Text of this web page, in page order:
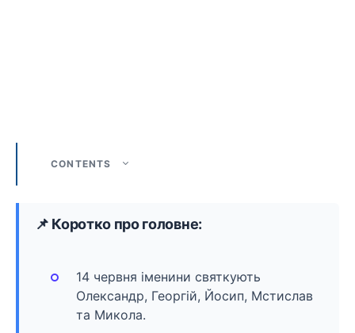
CONTENTS
📌 Коротко про головне:
14 червня іменини святкують
Олександр, Георгій, Йосип, Мстислав
та Микола.